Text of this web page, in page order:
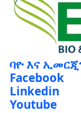
ባዮ እና
Facebook
Linkedin
Youtube